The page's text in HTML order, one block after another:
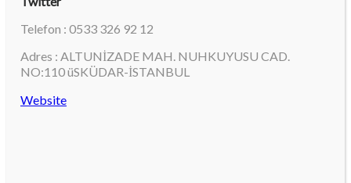
Telefon : 0533 326 92 12
Adres : ALTUNİZADE MAH. NUHKUYUSU CAD.
NO:110 üSKÜDAR-İSTANBUL
Website